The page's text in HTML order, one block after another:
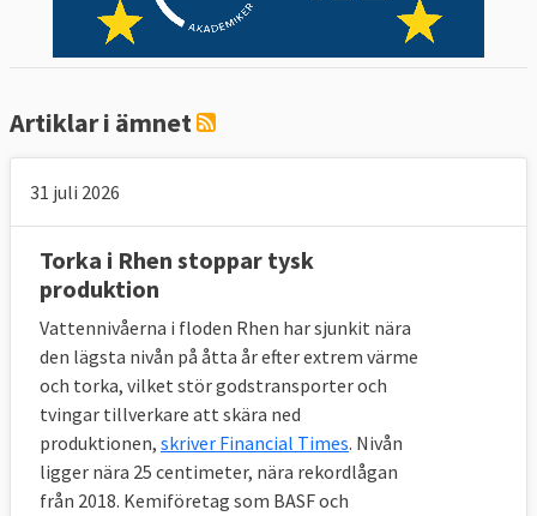
Artiklar i ämnet
31 juli 2026
Torka i Rhen stoppar tysk
produktion
Vattennivåerna i floden Rhen har sjunkit nära
den lägsta nivån på åtta år efter extrem värme
och torka, vilket stör godstransporter och
tvingar tillverkare att skära ned
produktionen, skriver Financial Times. Nivån
ligger nära 25 centimeter, nära rekordlågan
från 2018. Kemiföretag som BASF och